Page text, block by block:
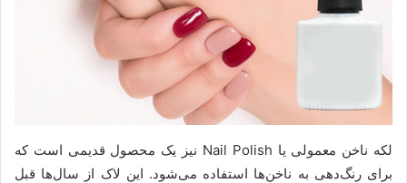
لکه ناخن معمولی یا Nail Polish نیز یک محصول قدیمی است که
برای رنگ‌دهی به ناخن‌ها استفاده می‌شود. این لاک از سال‌ها قبل